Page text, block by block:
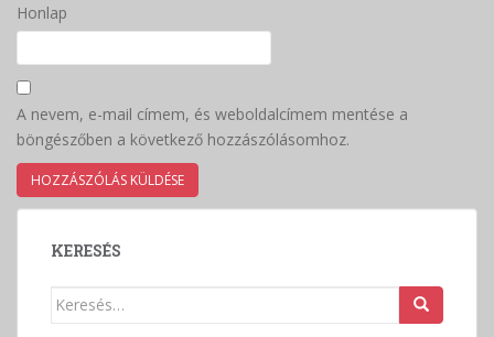
Honlap
A nevem, e-mail címem, és weboldalcímem mentése a
böngészőben a következő hozzászólásomhoz.
KERESÉS
Keresés: